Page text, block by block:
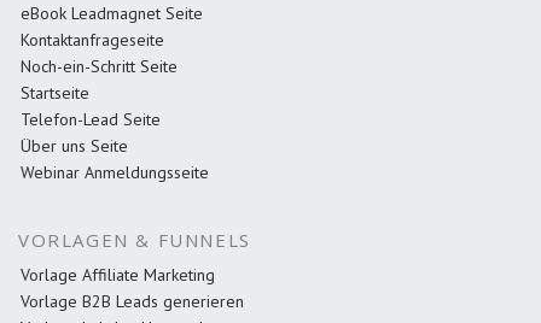
eBook Leadmagnet Seite
Kontaktanfrageseite
Noch-ein-Schritt Seite
Startseite
Telefon-Lead Seite
Über uns Seite
Webinar Anmeldungsseite
VORLAGEN & FUNNELS
Vorlage Affiliate Marketing
Vorlage B2B Leads generieren